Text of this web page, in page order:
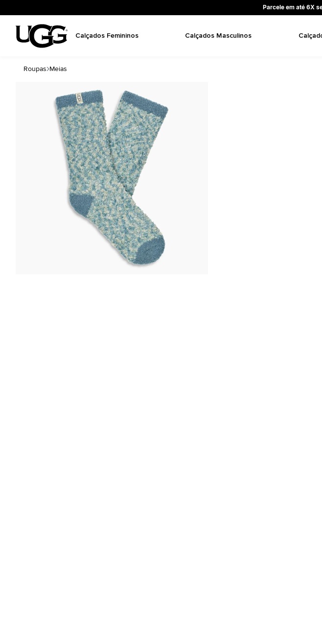
Parcele em até 6X
Calçados Femininos Calçados Masculinos
Roupas Meias